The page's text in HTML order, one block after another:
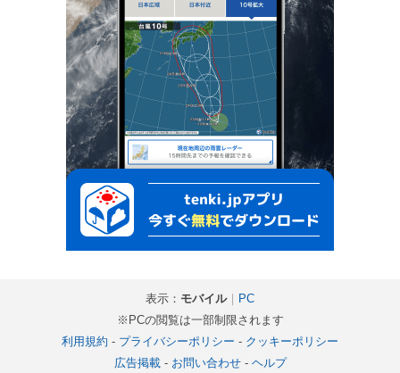
表示： モバイル｜ PC
※PCの閲覧は一部制限されます
利用規約 - プライバシーポリシー - クッキーポリシー
広告掲載- お問い合わせ- ヘルプ